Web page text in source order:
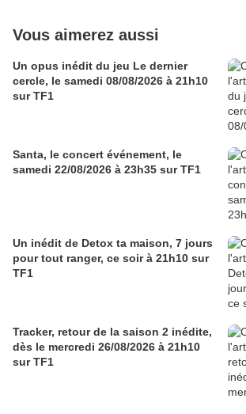
Vous aimerez aussi
Un opus inédit du jeu Le dernier
cercle, le samedi 08/08/2026 à 21h10
sur TF1
Santa, le concert événement, le
samedi 22/08/2026 à 23h35 sur TF1
Un inédit de Detox ta maison, 7 jours
pour tout ranger, ce soir à 21h10 sur
TF1
Tracker, retour de la saison 2 inédite,
dès le mercredi 26/08/2026 à 21h10
sur TF1